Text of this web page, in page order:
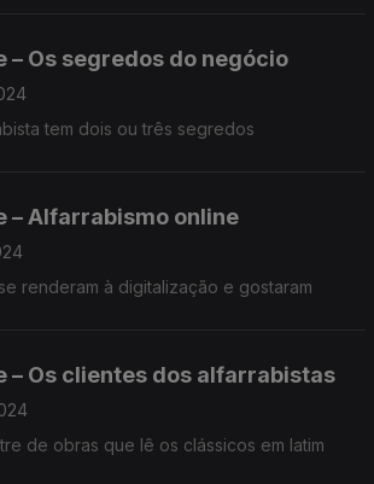
– Os segredos do negócio
tem dois ou três segredos
– Alfarrabismo online
renderam à digitalização e gostaram
– Os clientes dos alfarrabistas
de obras que lê os clássicos em latim